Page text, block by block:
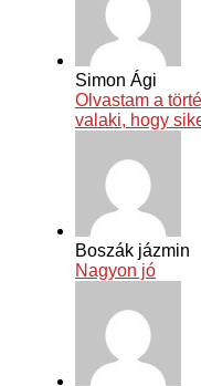
Simon Ági
Olvastam a
valaki, hogy
Boszák jázmin
Nagyon jó